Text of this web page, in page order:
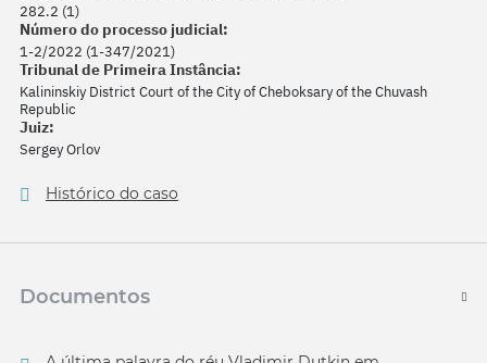
282.2 (1)
Número do processo judicial:
1-2/2022 (1-347/2021)
Tribunal de Primeira Instância:
Kalininskiy District Court of the City of Cheboksary of the Chuvash
Republic
Juiz:
Sergey Orlov
Histórico do caso
Documentos